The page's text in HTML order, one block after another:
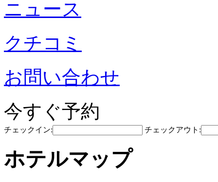
ニュース
クチコミ
お問い合わせ
今すぐ予約
チェックイン: チェックアウト:
ホテルマップ